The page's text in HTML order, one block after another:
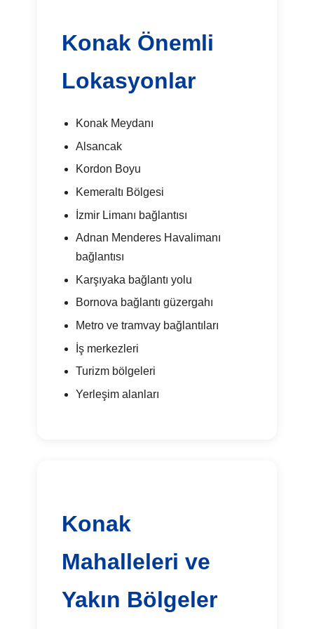
Konak Önemli
Lokasyonlar
Konak Meydanı
Alsancak
Kordon Boyu
Kemeraltı Bölgesi
İzmir Limanı bağlantısı
Adnan Menderes Havalimanı
bağlantısı
Karşıyaka bağlantı yolu
Bornova bağlantı güzergahı
Metro ve tramvay bağlantıları
İş merkezleri
Turizm bölgeleri
Yerleşim alanları
Konak
Mahalleleri ve
Yakın Bölgeler